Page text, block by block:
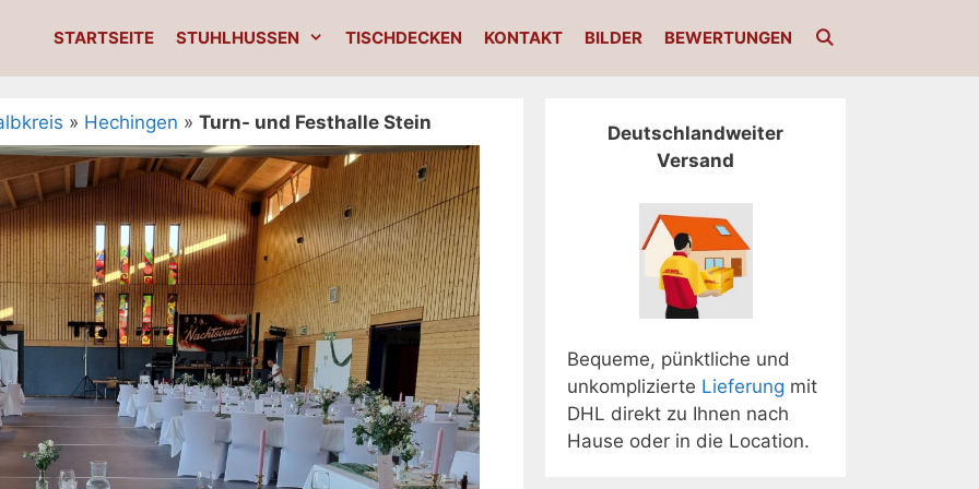
STARTSEITE STUHLHUSSEN TISCHDECKEN KONTAKT BILDER BEWERTUNGEN
» Hechingen » Turn- und Festhalle Stein
Deutschlandweiter
Versand
Bequeme, pünktliche und
unkomplizierte Lieferung mit
DHL direkt zu Ihnen nach
Hause oder in die Location.